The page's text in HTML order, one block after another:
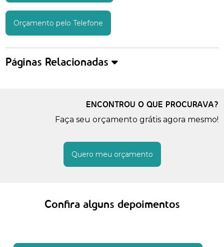
Orçamento pelo Telefone
Páginas Relacionadas
ENCONTROU O QUE PROCURAVA?
Faça seu orçamento grátis agora mesmo!
Quero meu orçamento
Confira alguns depoimentos